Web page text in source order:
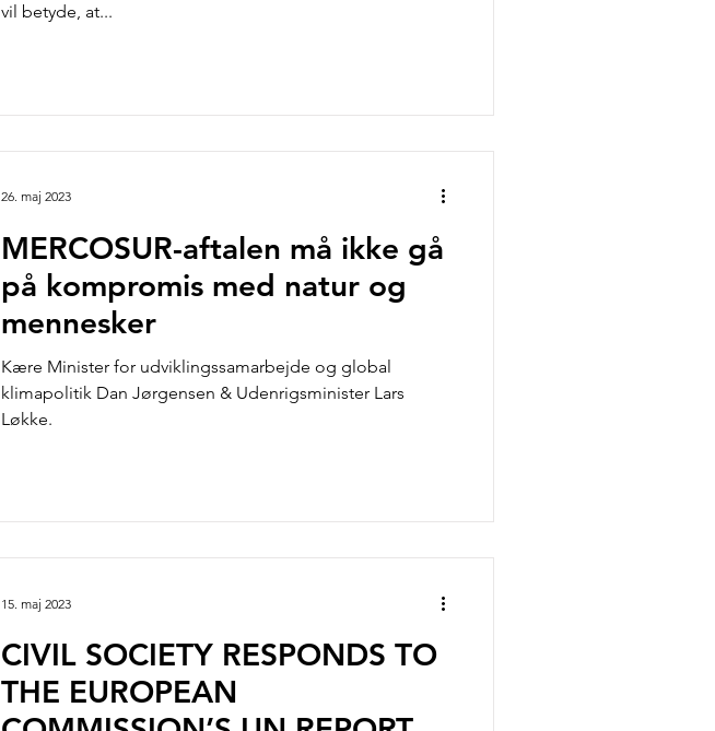
vil betyde, at...
MERCOSUR-aftalen må ikke gå
på kompromis med natur og
mennesker
Kære Minister for udviklingssamarbejde og global
klimapolitik Dan Jørgensen & Udenrigsminister Lars
Løkke.
26. maj 2023
CIVIL SOCIETY RESPONDS TO
THE EUROPEAN
15. maj 2023